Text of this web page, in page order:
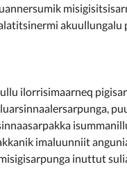
akuullungalu
ilorrisimaarneq
imaluunniit
inuttut